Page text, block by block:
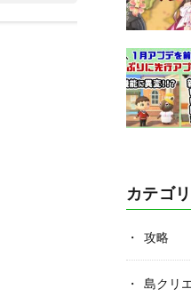
カテゴ
攻略
島クリ